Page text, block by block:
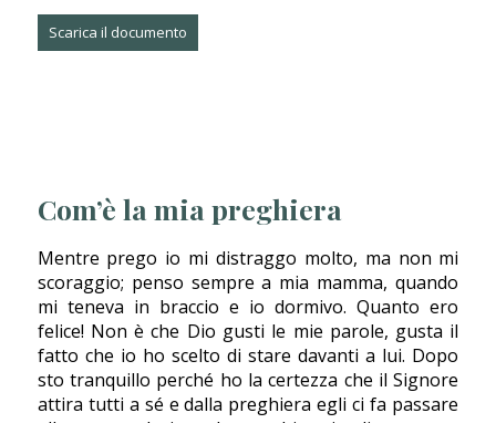
Scarica il documento
Com’è la mia preghiera
Mentre prego io mi distraggo molto, ma non mi
scoraggio; penso sempre a mia mamma, quando
mi teneva in braccio e io dormivo. Quanto ero
felice! Non è che Dio gusti le mie parole, gusta il
fatto che io ho scelto di stare davanti a lui. Dopo
sto tranquillo perché ho la certezza che il Signore
attira tutti a sé e dalla preghiera egli ci fa passare